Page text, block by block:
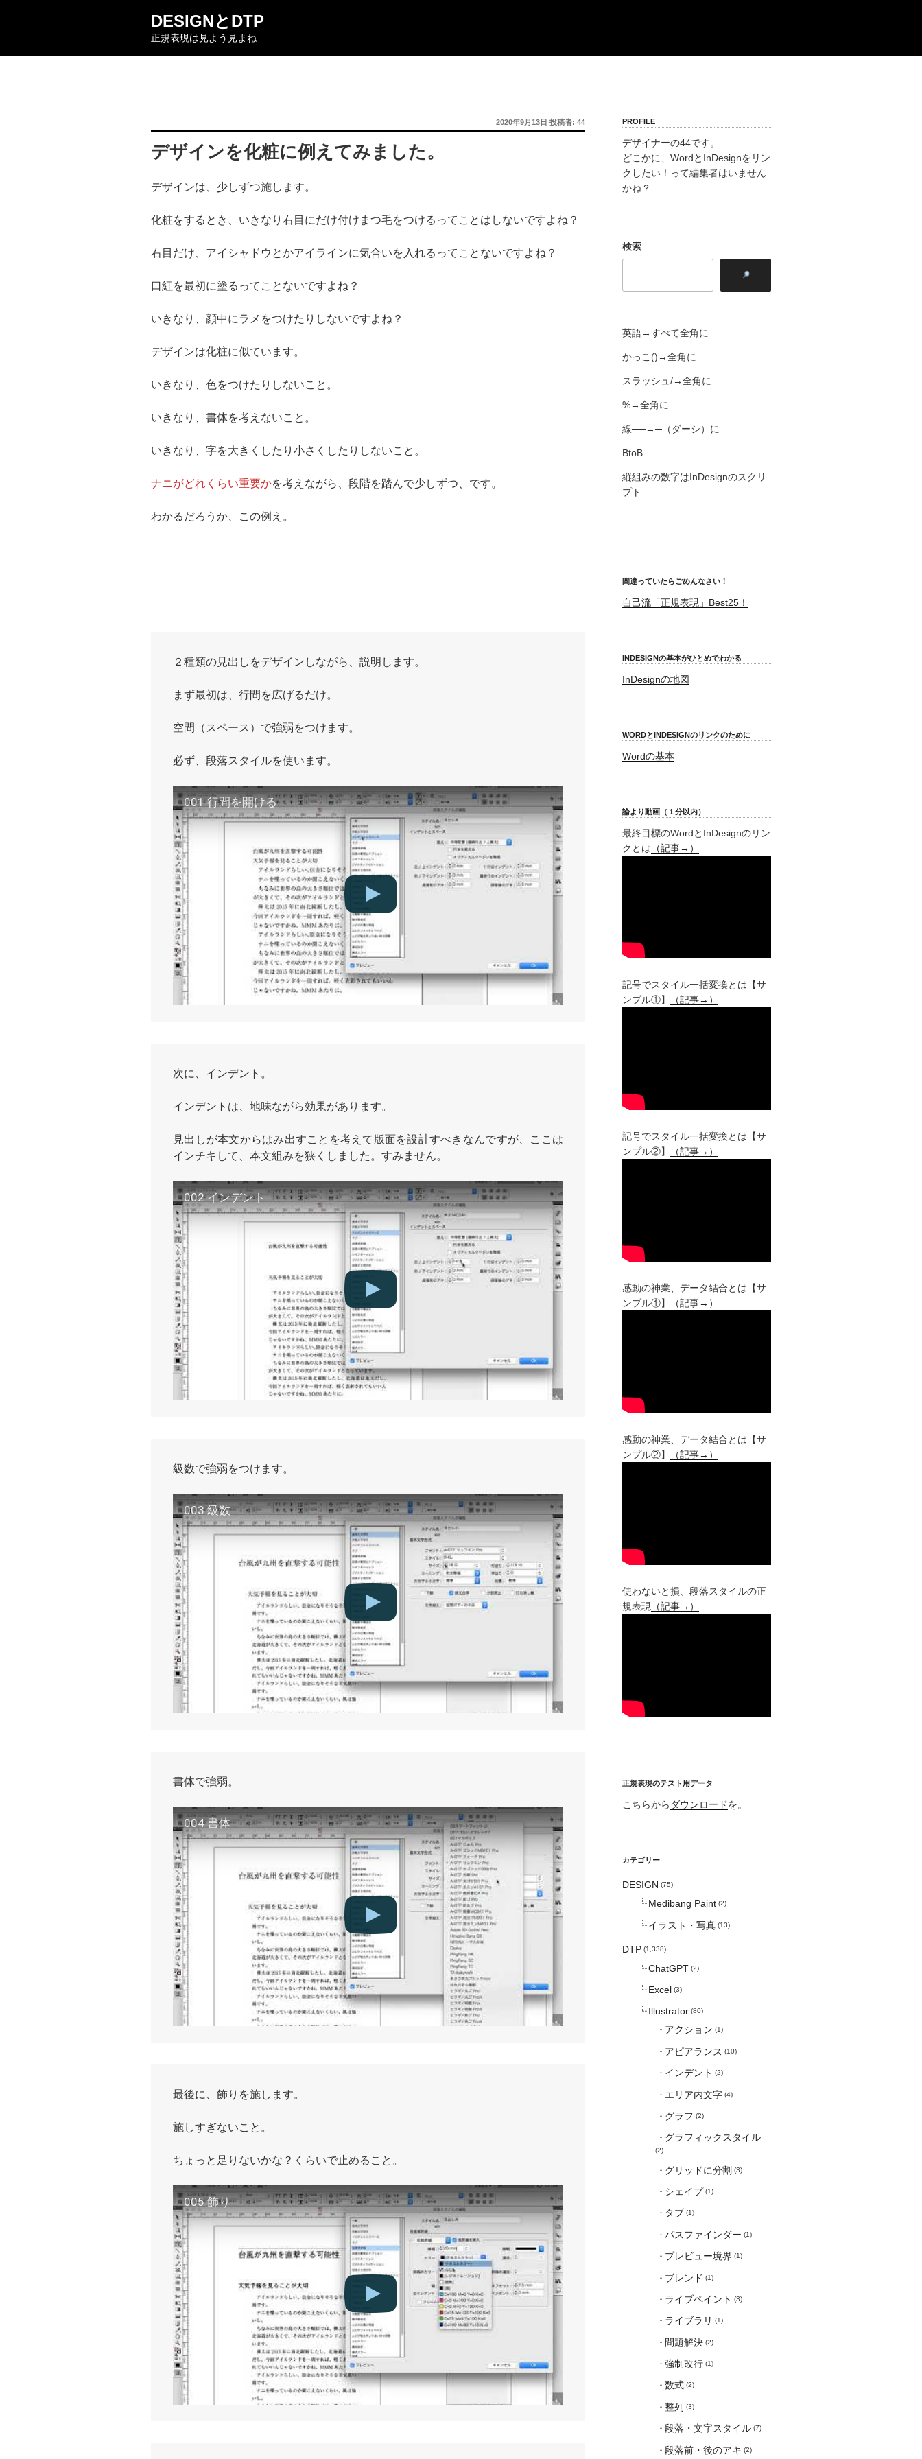
ン
DESIGNとDTP
正規表現は見よう見まね
投
稿
2020年9月13日 投稿者: 44
デザインを化粧に例えてみました。
デザインは、少しずつ施します。
化粧をするとき、いきなり右目にだけ付けまつ毛をつけるってことはしないですよね？
右目だけ、アイシャドウとかアイラインに気合いを入れるってことないですよね？
口紅を最初に塗るってことないですよね？
いきなり、顔中にラメをつけたりしないですよね？
デザインは化粧に似ています。
いきなり、色をつけたりしないこと。
いきなり、書体を考えないこと。
いきなり、字を大きくしたり小さくしたりしないこと。
ナニがどれくらい重要かを考えながら、段階を踏んで少しずつ、です。
わかるだろうか、この例え。
２種類の見出しをデザインしながら、説明します。
まず最初は、行間を広げるだけ。
空間（スペース）で強弱をつけます。
必ず、段落スタイルを使います。
001 行間を開ける
次に、インデント。
インデントは、地味ながら効果があります。
見出しが本文からはみ出すことを考えて版面を設計すべきなんですが、ここは
インチキして、本文組みを狭くしました。すみません。
002 インデント
級数で強弱をつけます。
003 級数
書体で強弱。
004 書体
最後に、飾りを施します。
施しすぎないこと。
ちょっと足りないかな？くらいで止めること。
005 飾り
PROFILE
デザイナーの44です。
どこかに、WordとInDesignをリン
クしたい！って編集者はいません
かね？
検索
英語→すべて全角に
かっこ()→全角に
スラッシュ/→全角に
%→全角に
線──→─（ダーシ）に
BtoB
縦組みの数字はInDesignのスクリ
プト
間違っていたらごめんなさい！
自己流「正規表現」Best25！
INDESIGNの基本がひとめでわかる
InDesignの地図
WORDとINDESIGNのリンクのために
Wordの基本
論より動画（１分以内）
最終目標のWordとInDesignのリン
クとは （記事→）
記号でスタイル一括変換とは【サ
ンプル①】
（記事→）
記号でスタイル一括変換とは【サ
ンプル②】
（記事→）
感動の神業、データ結合とは【サ
ンプル①】
（記事→）
感動の神業、データ結合とは【サ
ンプル②】
（記事→）
使わないと損、段落スタイルの正
規表現
（記事→）
正規表現のテスト用データ
こちらから ダウンロードを。
カテゴリー
DESIGN (75)
Medibang Paint (2)
イラスト・写真 (13)
DTP (1,338)
ChatGPT (2)
Excel (3)
Illustrator (80)
アクション (1)
アピアランス (10)
インデント (2)
エリア内文字 (4)
グラフ (2)
グラフィックスタイル
(2)
グリッドに分割 (3)
シェイプ (1)
タブ (1)
パスファインダー (1)
プレビュー境界 (1)
ブレンド (1)
ライブペイント (3)
ライブラリ (1)
問題解決 (2)
強制改行 (1)
数式 (2)
整列 (3)
段落・文字スタイル (7)
段落前・後のアキ (2)